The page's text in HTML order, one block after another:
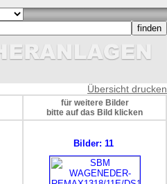
Übersicht drucken
für weitere Bilder
bitte auf das Bild klicken
Bilder: 11